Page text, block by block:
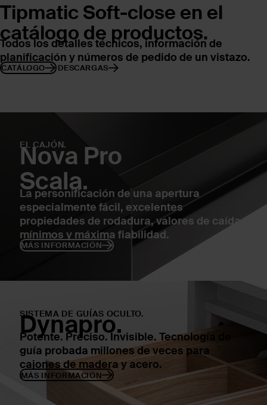
Tipmatic Soft-close en el
catálogo de productos.
Todos los detalles técnicos, información de
planificación y números de pedido de un vistazo.
CATÁLOGO DESCARGAS
EL CAJÓN.
Nova Pro
Scala.
La personificación de una apertura
especialmente fácil, excelentes
propiedades de rodadura, valores de caída
mínimos y máxima fiabilidad.
MÁS INFORMACIÓN
SISTEMA DE GUÍAS OCULTO.
Dynapro.
Potente. Preciso. Invisible. Tecnología de
guía probada millones de veces para
cajones de madera y acero.
MÁS INFORMACIÓN